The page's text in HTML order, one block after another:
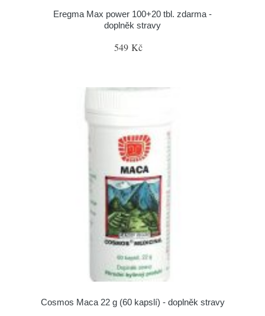
Eregma Max power 100+20 tbl. zdarma -
doplněk stravy
549 Kč
Cosmos Maca 22 g (60 kapslí) - doplněk stravy